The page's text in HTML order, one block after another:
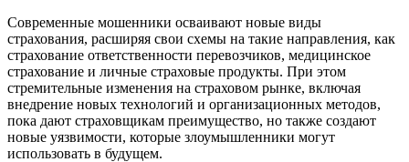
Современные мошенники осваивают новые виды
страхования, расширяя свои схемы на такие направления, как
страхование ответственности перевозчиков, медицинское
страхование и личные страховые продукты. При этом
стремительные изменения на страховом рынке, включая
внедрение новых технологий и организационных методов,
пока дают страховщикам преимущество, но также создают
новые уязвимости, которые злоумышленники могут
использовать в будущем.